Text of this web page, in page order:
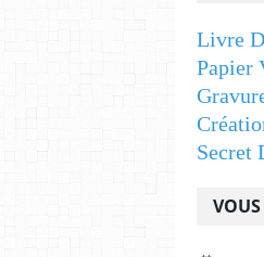
Livre
Papier
Secret